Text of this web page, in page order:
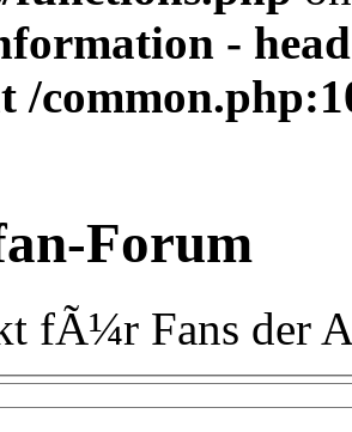
-
/
Forum
fÃ¼r Fans der